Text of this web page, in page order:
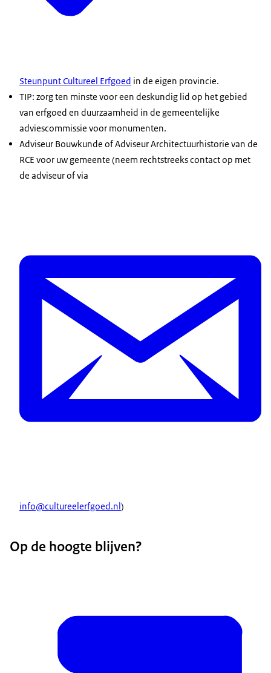
Steunpunt Cultureel Erfgoed in de eigen provincie.
TIP: zorg ten minste voor een deskundig lid op het gebied
van erfgoed en duurzaamheid in de gemeentelijke
adviescommissie voor monumenten.
Adviseur Bouwkunde of Adviseur Architectuurhistorie van de
RCE voor uw gemeente (neem rechtstreeks contact op met
de adviseur of via
info@cultureelerfgoed.nl )
Op de hoogte blijven?